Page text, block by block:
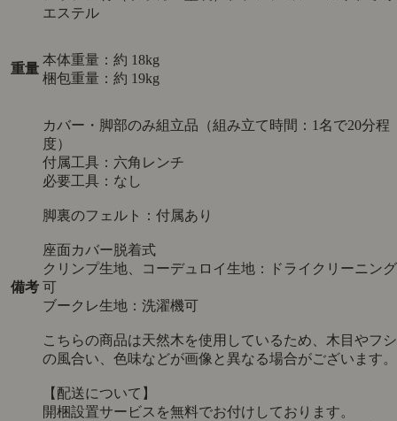
エステル
重量
本体重量：約 18kg
梱包重量：約 19kg
備考
カバー・脚部のみ組立品（組み立て時間：1名で20分程
度）
付属工具：六角レンチ
必要工具：なし
脚裏のフェルト：付属あり
座面カバー脱着式
クリンプ生地、コーデュロイ生地：ドライクリーニング
可
ブークレ生地：洗濯機可
こちらの商品は天然木を使用しているため、木目やフシ
の風合い、色味などが画像と異なる場合がございます。
【配送について】
開梱設置サービスを無料でお付けしております。